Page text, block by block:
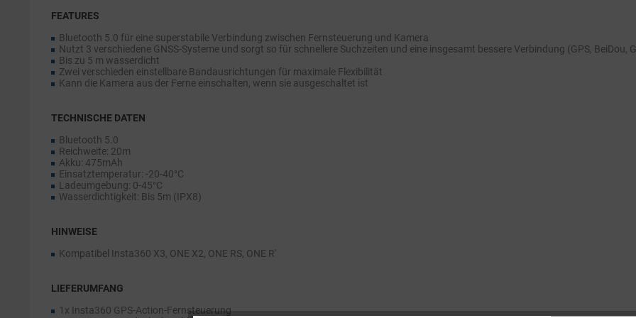
FEATURES
Bluetooth 5.0 für eine superstabile Verbindung zwischen Fernsteuerung und Kamera
Nutzt 3 verschiedene GNSS-Systeme und sorgt so für schnellere Suchzeiten und eine insgesamt bessere Verbindung (GPS, BeiDou,
Bis zu 5 m wasserdicht
Zwei verschieden einstellbare Bandausrichtungen für maximale Flexibilität
Kann die Kamera aus der Ferne einschalten, wenn sie ausgeschaltet ist
TECHNISCHE DATEN
Bluetooth 5.0
Reichweite: 20m
Akku: 475mAh
Einsatztemperatur: -20-40°C
Ladeumgebung: 0-45°C
Wasserdichtigkeit: Bis 5m (IPX8)
HINWEISE
Kompatibel Insta360 X3, ONE X2, ONE RS, ONE R'
LIEFERUMFANG
1x Insta360 GPS-Action-Fernsteuerung